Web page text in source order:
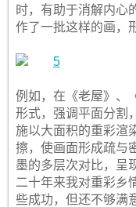
时，有助于消解内心
作了一批这样的画，
例如，在《老屋》、
形式，强调平面分割
施以大面积的重彩渲
擦，使画面形成疏与
墨的多层次对比，呈
二十年来我对重彩乡
些成功，但还不够满